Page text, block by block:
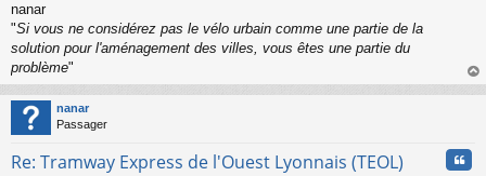
nanar
"Si vous ne considérez pas le vélo urbain comme une partie de la
solution pour l'aménagement des villes, vous êtes une partie du
problème"
au
nanar
Passager
Re: Tramway Express de l'Ouest Lyonnais (TEOL)